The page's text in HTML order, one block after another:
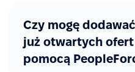
Czy mogę
już otwartych
pomocą